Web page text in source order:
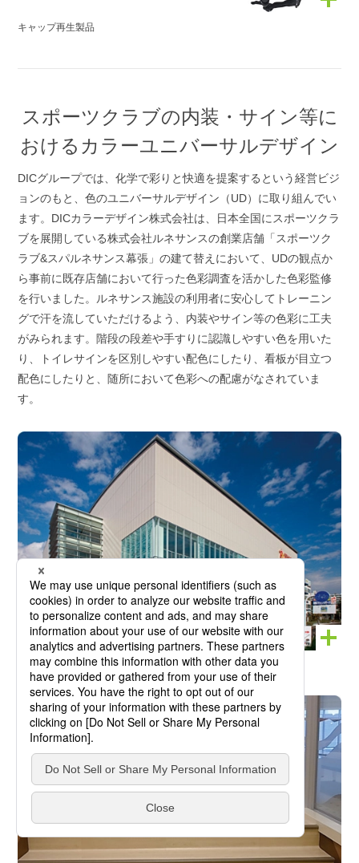
キャップ再生製品
スポーツクラブの内装・サイン等に
おけるカラーユニバーサルデザイン
DICグループでは、化学で彩りと快適を提案するという経営ビジ
ョンのもと、色のユニバーサルデザイン（UD）に取り組んでい
ます。DICカラーデザイン株式会社は、日本全国にスポーツクラ
ブを展開している株式会社ルネサンスの創業店舗「スポーツク
ラブ&スパルネサンス幕張」の建て替えにおいて、UDの観点か
ら事前に既存店舗において行った色彩調査を活かした色彩監修
を行いました。ルネサンス施設の利用者に安心してトレーニン
グで汗を流していただけるよう、内装やサイン等の色彩に工夫
がみられます。階段の段差や手すりに認識しやすい色を用いた
り、トイレサインを区別しやすい配色にしたり、看板が目立つ
配色にしたりと、随所において色彩への配慮がなされていま
す。
ルネサンス幕張 外観